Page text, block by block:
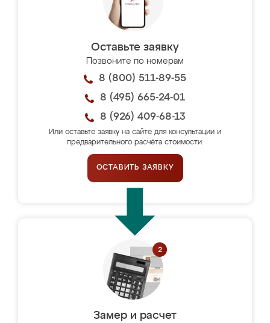
Оставьте заявку
Позвоните по номерам
8 (800) 511-89-55
8 (495) 665-24-01
8 (926) 409-68-13
Или оставьте заявку на сайте для консультации и
предварительного расчёта стоимости.
ОСТАВИТЬ ЗАЯВКУ
Замер и расчет